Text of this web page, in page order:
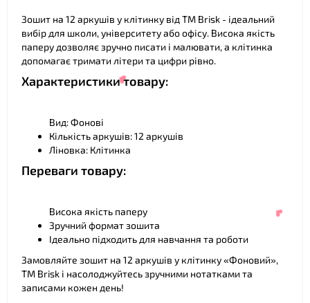
Зошит на 12 аркушів у клітинку від ТМ Brisk - ідеальний
вибір для школи, університету або офісу. Висока якість
паперу дозволяє зручно писати і малювати, а клітинка
допомагає тримати літери та цифри рівно.
Характеристики товару:
Вид: Фонові
Кількість аркушів: 12 аркушів
Ліновка: Клітинка
Переваги товару:
Висока якість паперу
Зручний формат зошита
Ідеально підходить для навчання та роботи
Замовляйте зошит на 12 аркушів у клітинку «Фоновий»,
ТМ Brisk і насолоджуйтесь зручними нотатками та
записами кожен день!
❤
❤